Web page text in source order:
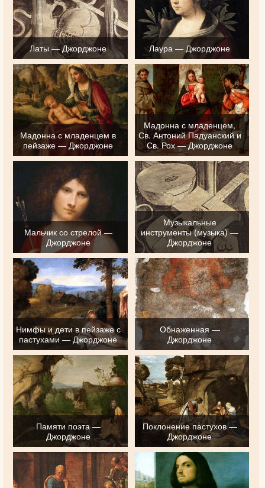
Латы — Джорджоне Лаура — Джорджоне
Мадонна с младенцем в
пейзаже — Джорджоне
Мадонна с младенцем,
Св. Антоний Падуанский и
Св. Рох — Джорджоне
Мальчик со стрелой —
Джорджоне
Музыкальные
инструменты (музыка) —
Джорджоне
Нимфы и дети в пейзаже с
пастухами — Джорджоне
Обнаженная —
Джорджоне
Памяти поэта —
Джорджоне
Поклонение пастухов —
Джорджоне